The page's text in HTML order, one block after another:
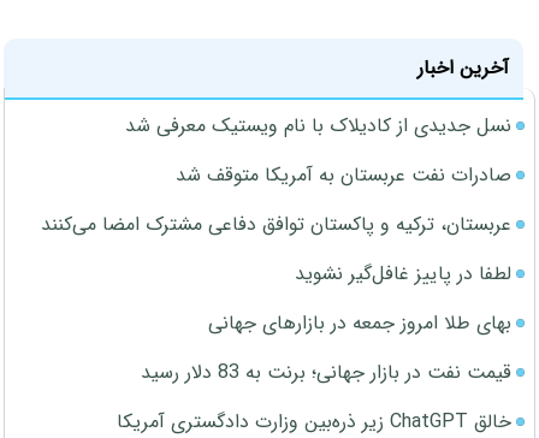
آخرین اخبار
نسل جدیدی از کادیلاک با نام ویستیک معرفی شد
صادرات نفت عربستان به آمریکا متوقف شد
عربستان، ترکیه و پاکستان توافق دفاعی مشترک امضا می‌کنند
لطفا در پاییز غافل‌گیر نشوید
بهای طلا امروز جمعه در بازارهای جهانی
قیمت نفت در بازار جهانی؛ برنت به 83 دلار رسید
خالق ChatGPT زیر ذره‌بین وزارت دادگستری آمریکا